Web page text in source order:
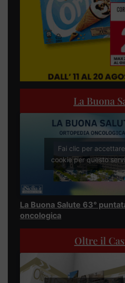
La Buona
Fai clic per
cookie per questo
La Buona Salute 63°
oncologica
Oltre il